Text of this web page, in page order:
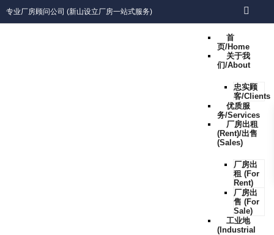
专业厂房顾问公司 (新山设立厂房一站式服务)
首
页/Home
关于我
们/About
忠实顾
客/Clients
优质服
务/Services
厂房出租
(Rent)/出售
(Sales)
厂房出
租 (For
Rent)
厂房出
售 (For
Sale)
工业地
(Industrial